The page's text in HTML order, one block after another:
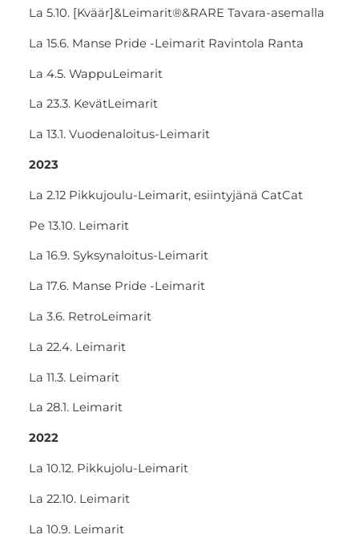
La 5.10. [Kväär]&Leimarit®&RARE Tavara-asemalla
La 15.6. Manse Pride -Leimarit Ravintola Ranta
La 4.5. WappuLeimarit
La 23.3. KevätLeimarit
La 13.1. Vuodenaloitus-Leimarit
2023
La 2.12 Pikkujoulu-Leimarit, esiintyjänä CatCat
Pe 13.10. Leimarit
La 16.9. Syksynaloitus-Leimarit
La 17.6. Manse Pride -Leimarit
La 3.6. RetroLeimarit
La 22.4. Leimarit
La 11.3. Leimarit
La 28.1. Leimarit
2022
La 10.12. Pikkujolu-Leimarit
La 22.10. Leimarit
La 10.9. Leimarit